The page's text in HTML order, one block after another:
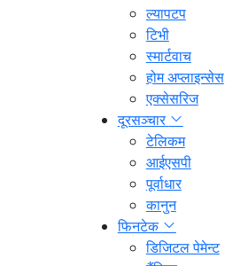
ल्यापटप
टिभी
स्मार्टवाच
होम अप्लाइन्सेस
एक्सेसरिज
दूरसञ्चार
टेलिकम
आईएसपी
पूर्वाधार
कानुन
फिनटेक
डिजिटल पेमेन्ट